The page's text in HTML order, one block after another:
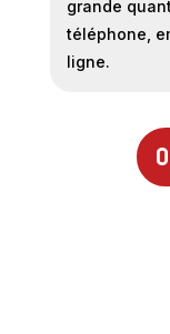
grande
téléphone,
ligne.